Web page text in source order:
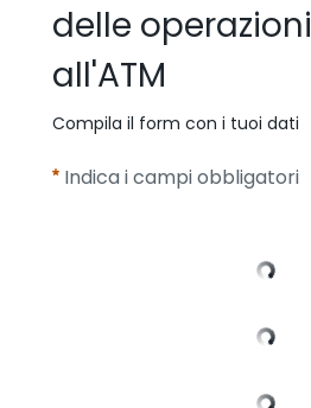
delle operazioni
all'ATM
Compila il form con i tuoi dati
Indica i campi obbligatori